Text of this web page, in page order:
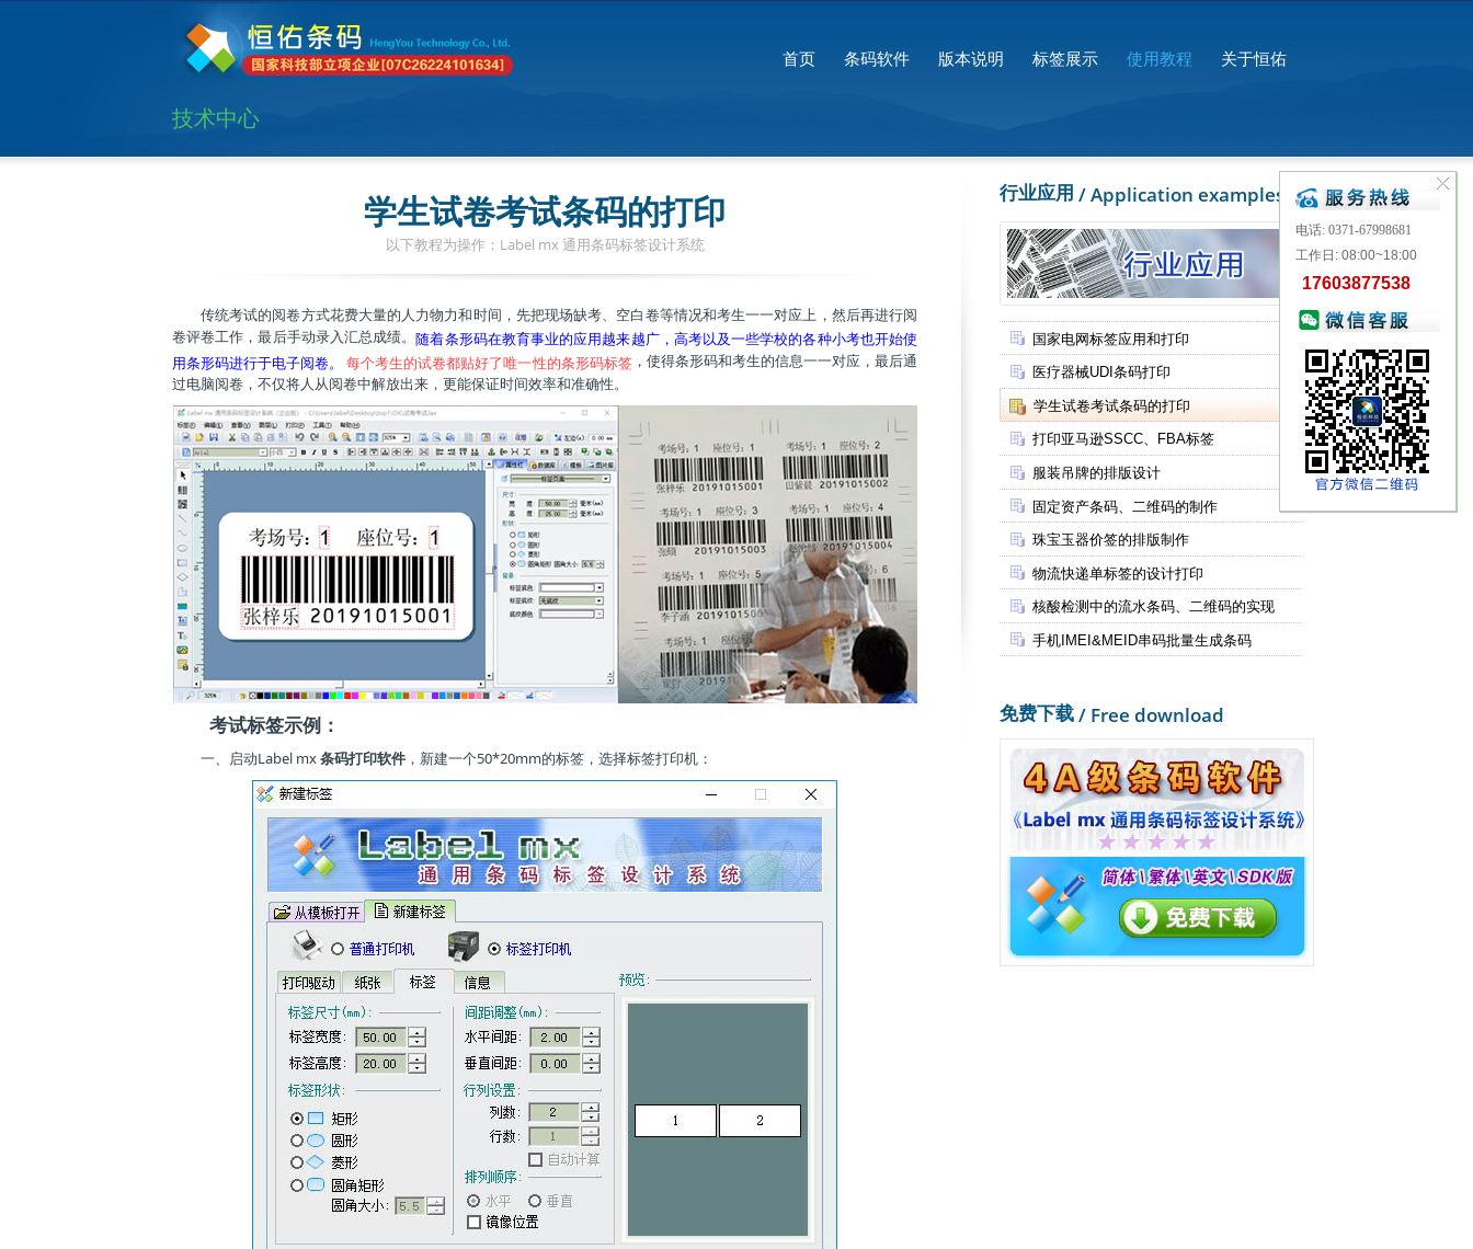
首页 条码软件 版本说明 标签展示 使用教程 关于恒佑
技术中心
学生试卷考试条码的打印
以下教程为操作：Label mx 通用条码标签设计系统
传统考试的阅卷方式花费大量的人力物力和时间，先把现场缺考、空白卷等情况和考生一一对应上，然后再进行阅
卷评卷工作，最后手动录入汇总成绩。随着条形码在教育事业的应用越来越广，高考以及一些学校的各种小考也开始使
用条形码进行于电子阅卷。
每个考生的试卷都贴好了唯一性的条形码标签，使得条形码和考生的信息一一对应，最后通
过电脑阅卷，不仅将人从阅卷中解放出来，更能保证时间效率和准确性。
考试标签示例：
一、启动Label mx条码打印软件 ，新建一个50*20mm的标签，选择标签打印机：
行业应用 / Application examples
国家电网标签应用和打印
医疗器械UDI条码打印
学生试卷考试条码的打印
打印亚马逊SSCC、FBA标签
服装吊牌的排版设计
固定资产条码、二维码的制作
珠宝玉器价签的排版制作
物流快递单标签的设计打印
核酸检测中的流水条码、二维码的实现
手机IMEI&MEID串码批量生成条码
免费下载/ Free download
电话: 0371-67998681
工作日: 08:00~18:00
17603877538